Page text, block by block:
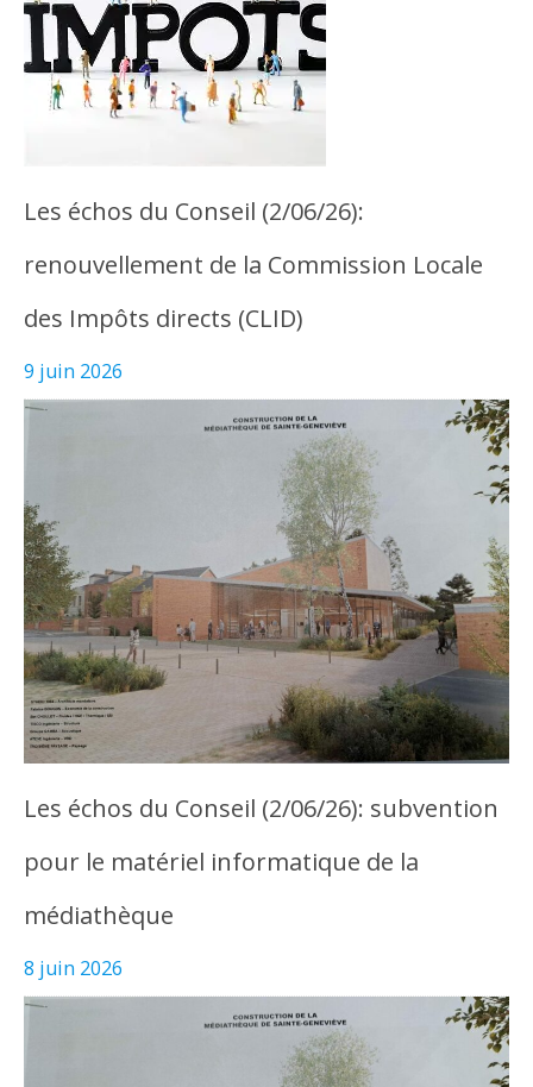
Les échos du Conseil (2/06/26):
renouvellement de la Commission Locale
des Impôts directs (CLID)
9 juin 2026
Les échos du Conseil (2/06/26): subvention
pour le matériel informatique de la
médiathèque
8 juin 2026